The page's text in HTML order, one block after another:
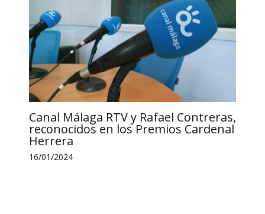
Canal Málaga RTV y Rafael Contreras,
reconocidos en los Premios Cardenal
Herrera
16/01/2024